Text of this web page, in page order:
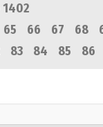
1402
65 66 67 68
83 84 85 86